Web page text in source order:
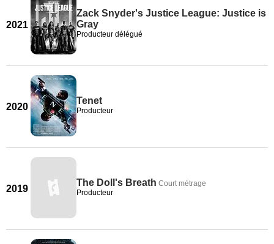
2021
Zack Snyder's Justice League: Justice is
Gray
Producteur délégué
2020
Tenet
Producteur
2019
The Doll's Breath Court métrage
Producteur